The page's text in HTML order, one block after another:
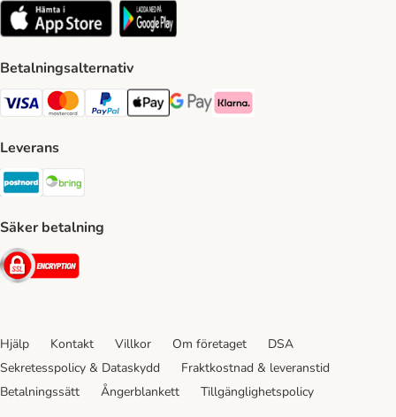
Betalningsalternativ
VISA Payment Method
Mastercard Payment Method
Paypal Payment Method
Apple Pay Payment Method
Google Pay Payment Method
Klarna Payment Method
Leverans
Postnord Shipping Method
Säker betalning
Security
Hjälp Kontakt Villkor Om företaget
DSA
Sekretesspolicy & Dataskydd
Fraktkostnad & leveranstid
Betalningssätt
Ångerblankett Tillgänglighetspolicy